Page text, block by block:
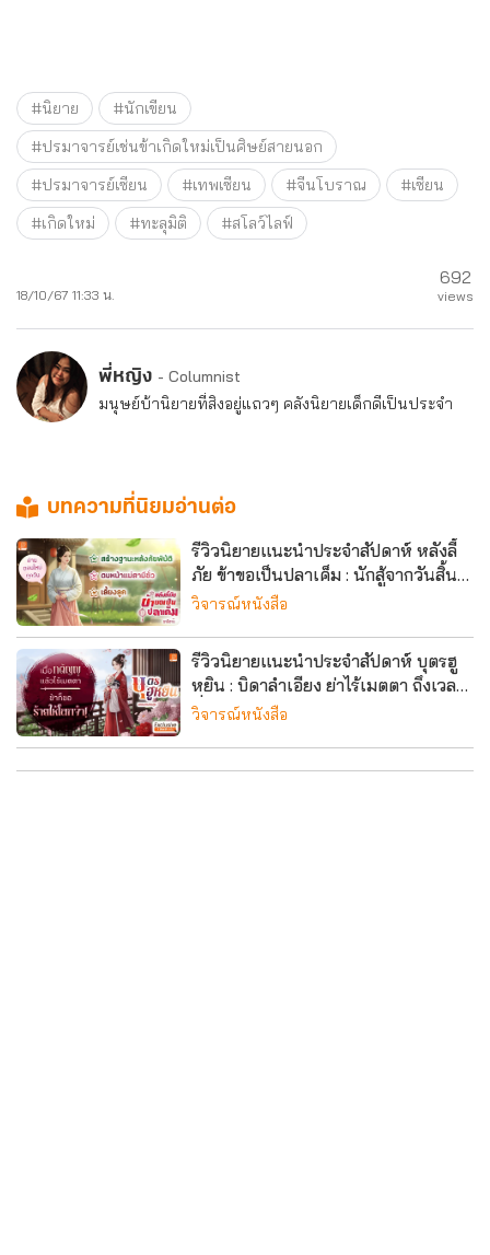
#นิยาย
#นักเขียน
#ปรมาจารย์เช่นข้าเกิดใหม่เป็นศิษย์สายนอก
#ปรมาจารย์เซียน
#เทพเซียน #จีนโบราณ
#เซียน
#เกิดใหม่
#ทะลุมิติ #สโลว์ไลฟ์
18/10/67 11:33 น.
692
views
พี่หญิง - Columnist
มนุษย์บ้านิยายที่สิงอยู่แถวๆ คลังนิยายเด็กดีเป็นประจำ
บทความที่นิยมอ่านต่อ
รีวิวนิยายแนะนำประจำสัปดาห์ หลังลี้
ภัย ข้าขอเป็นปลาเค็ม : นักสู้จากวันสิ้น
โลกต้องมารับบทคุณแม่จำเป็นในโลก
วิจารณ์หนังสือ
รีวิวนิยายแนะนำประจำสัปดาห์ บุตรฮู
หยิน : บิดาลำเอียง ย่าไร้เมตตา ถึงเวลา
ที่ 'เจาหว่านเจิน' จะร้ายให้โลกจำ
วิจารณ์หนังสือ